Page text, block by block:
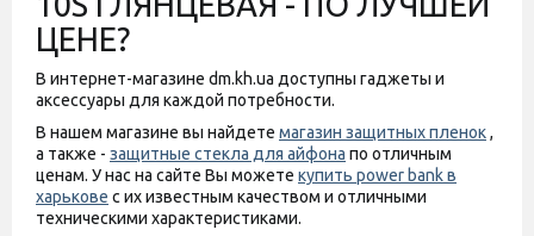
ЦЕНЕ?
В интернет-магазине dm.kh.ua доступны гаджеты и
аксессуары для каждой потребности.
В нашем магазине вы найдете магазин защитных пленок,
а также - защитные стекла для айфона по отличным
ценам. У нас на сайте Вы можете купить power bank в
харькове с их известным качеством и отличными
техническими характеристиками.